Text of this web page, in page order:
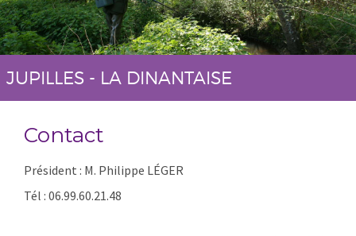
JUPILLES - LA DINANTAISE
Contact
Président : M. Philippe LÉGER
Tél : 06.99.60.21.48